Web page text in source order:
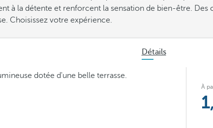
à la détente et renforcent la sensation de bien-être. Des
Choisissez votre expérience.
Détails
dotée d'une belle terrasse.
À